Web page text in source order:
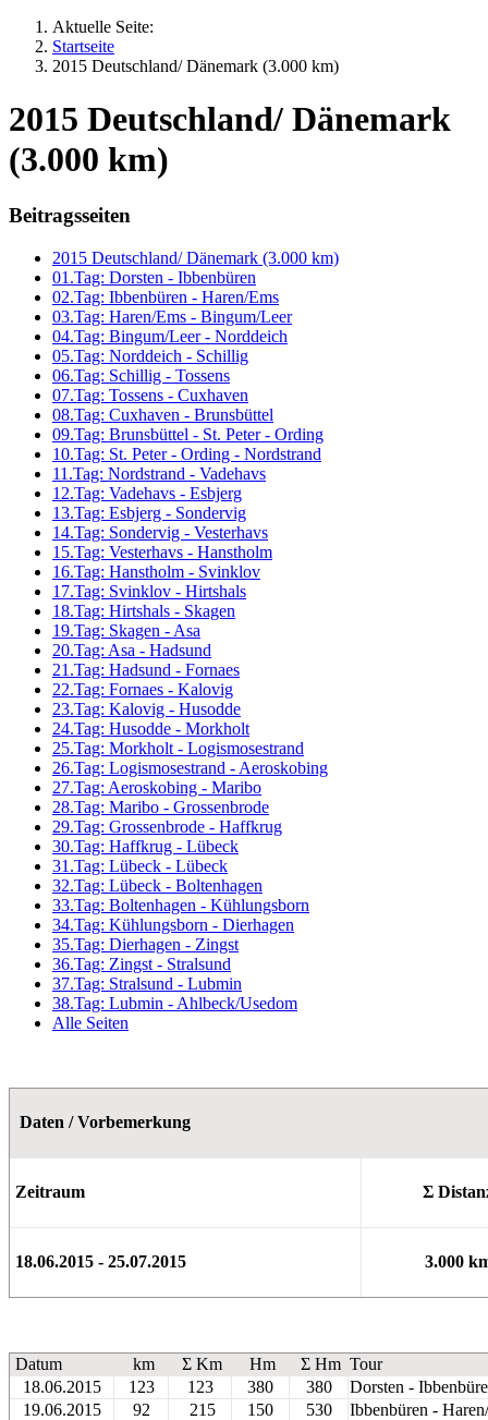
Aktuelle Seite:
Startseite
2015 Deutschland/ Dänemark (3.000 km)
2015 Deutschland/ Dänemark
(3.000 km)
Beitragsseiten
2015 Deutschland/ Dänemark (3.000 km)
01.Tag: Dorsten - Ibbenbüren
02.Tag: Ibbenbüren - Haren/Ems
03.Tag: Haren/Ems - Bingum/Leer
04.Tag: Bingum/Leer - Norddeich
05.Tag: Norddeich - Schillig
06.Tag: Schillig - Tossens
07.Tag: Tossens - Cuxhaven
08.Tag: Cuxhaven - Brunsbüttel
09.Tag: Brunsbüttel - St. Peter - Ording
10.Tag: St. Peter - Ording - Nordstrand
11.Tag: Nordstrand - Vadehavs
12.Tag: Vadehavs - Esbjerg
13.Tag: Esbjerg - Sondervig
14.Tag: Sondervig - Vesterhavs
15.Tag: Vesterhavs - Hanstholm
16.Tag: Hanstholm - Svinklov
17.Tag: Svinklov - Hirtshals
18.Tag: Hirtshals - Skagen
19.Tag: Skagen - Asa
20.Tag: Asa - Hadsund
21.Tag: Hadsund - Fornaes
22.Tag: Fornaes - Kalovig
23.Tag: Kalovig - Husodde
24.Tag: Husodde - Morkholt
25.Tag: Morkholt - Logismosestrand
26.Tag: Logismosestrand - Aeroskobing
27.Tag: Aeroskobing - Maribo
28.Tag: Maribo - Grossenbrode
29.Tag: Grossenbrode - Haffkrug
30.Tag: Haffkrug - Lübeck
31.Tag: Lübeck - Lübeck
32.Tag: Lübeck - Boltenhagen
33.Tag: Boltenhagen - Kühlungsborn
34.Tag: Kühlungsborn - Dierhagen
35.Tag: Dierhagen - Zingst
36.Tag: Zingst - Stralsund
37.Tag: Stralsund - Lubmin
38.Tag: Lubmin - Ahlbeck/Usedom
Alle Seiten
Daten / Vorbemerkung
Zeitraum Σ
18.06.2015 - 25.07.2015 3.000
Datum km Σ Km Hm Σ Hm Tour
18.06.2015
123 123 380 380
Dorsten -
19.06.2015
92 215 150 530
Ibbenbüren -